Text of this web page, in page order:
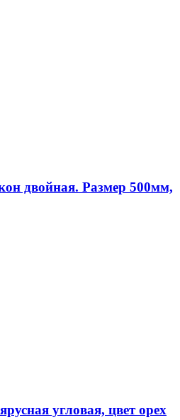
двойная. Размер 500мм,
угловая, цвет орех